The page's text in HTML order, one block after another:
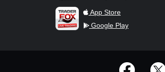
TraderFox Live Trading
App Store
Google Play
offizielle Social Media-Accounts